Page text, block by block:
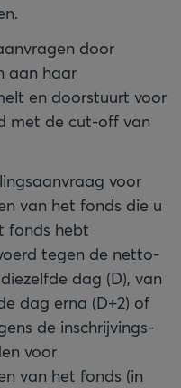
door
aan haar
en doorstuurt voor
met de cut-off van
voor
van het fonds die u
fonds hebt
tegen de netto-
dag (D), van
dag erna (D+2) of
de inschrijvings-
voor
van het fonds (in